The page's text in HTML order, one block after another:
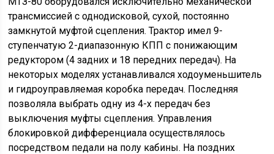
трансмиссией с однодисковой, сухой, постоянно
замкнутой муфтой сцепления. Трактор имел 9-
ступенчатую 2-диапазонную КПП с понижающим
редуктором (4 задних и 18 передних передач). На
некоторых моделях устанавливался ходоуменьшитель
и гидроуправляемая коробка передач. Последняя
позволяла выбрать одну из 4-х передач без
выключения муфты сцепления. Управления
блокировкой дифференциала осуществлялось
посредством педали на полу кабины. На поздних